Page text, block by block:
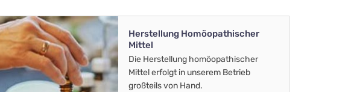
Herstellung Homöopathischer
Mittel
Die Herstellung homöopathischer
Mittel erfolgt in unserem Betrieb
großteils von Hand.